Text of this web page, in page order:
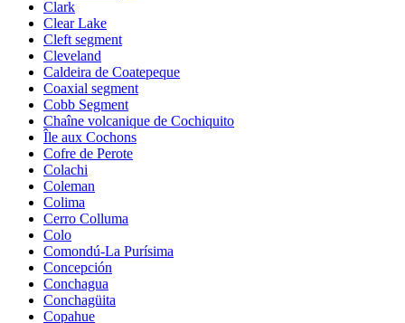
Clark
Clear Lake
Cleft segment
Cleveland
Caldeira de Coatepeque
Coaxial segment
Cobb Segment
Chaîne volcanique de Cochiquito
Île aux Cochons
Cofre de Perote
Colachi
Coleman
Colima
Cerro Colluma
Colo
Comondú-La Purísima
Concepción
Conchagua
Conchagüita
Copahue